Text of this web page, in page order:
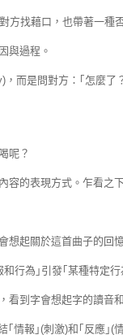
方找藉口，也帶著一種
與過程。
，而是問對方：｢怎麼
呢？
容的表現方式。乍看之
想起關於這首曲子的回
行為｣引發｢某種特定
看到字會想起字的讀音
｢情報｣(刺激)和｢反應｣(